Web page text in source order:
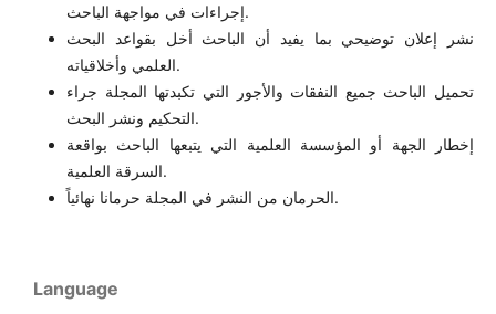
إجراءات في مواجهة الباحث.
نشر إعلان توضيحي بما يفيد أن الباحث أخل بقواعد البحث
العلمي وأخلاقياته.
تحميل الباحث جميع النفقات والأجور التي تكبدتها المجلة جراء
التحكيم ونشر البحث.
إخطار الجهة أو المؤسسة العلمية التي يتبعها الباحث بواقعة
السرقة العلمية.
الحرمان من النشر في المجلة حرمانا نهائياً.
Language